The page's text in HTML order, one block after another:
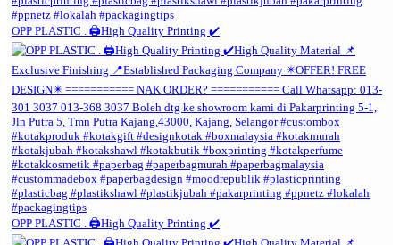
OPP PLASTIC . 🖨️High Quality Printing ✔️
OPP PLASTIC . 🖨️High Quality Printing ✔️